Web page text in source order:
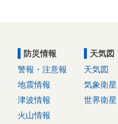
防災情報
警報・注意報
地震情報
津波情報
火山情報
天気図
天気図
気象衛星
世界衛星